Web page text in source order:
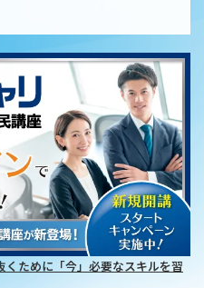
ために「今」必要なスキルを習